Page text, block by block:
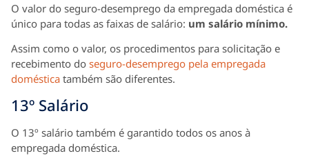
O valor do seguro-desemprego da empregada doméstica é
único para todas as faixas de salário: um salário mínimo.
Assim como o valor, os procedimentos para solicitação e
recebimento do seguro-desemprego pela empregada
doméstica também são diferentes.
13º Salário
O 13º salário também é garantido todos os anos à
empregada doméstica.